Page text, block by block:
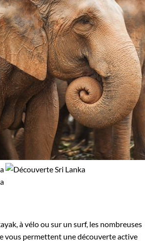
à vélo ou sur un surf, les nombreuses
vous permettent une découverte active